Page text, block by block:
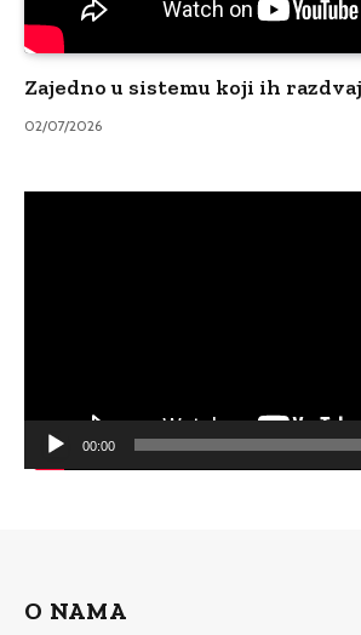
Zajedno u sistemu koji ih
02/07/2026
00:00
O NAMA